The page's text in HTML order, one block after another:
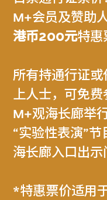
M+会员及赞助
港币200元特
所有持通行证
上人士，可免
M+观海长廊举
“实验性表演”
海长廊入口出示
*特惠票价适用